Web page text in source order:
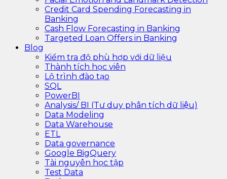
Credit Card Spending Forecasting in
Banking
Cash Flow Forecasting in Banking
Targeted Loan Offers in Banking
Blog
Kiểm tra độ phù hợp với dữ liệu
Thành tích học viên
Lộ trình đào tạo
SQL
PowerBI
Analysis/ BI (Tư duy phân tích dữ liệu)
Data Modeling
Data Warehouse
ETL
Data governance
Google BigQuery
Tài nguyên học tập
Test Data